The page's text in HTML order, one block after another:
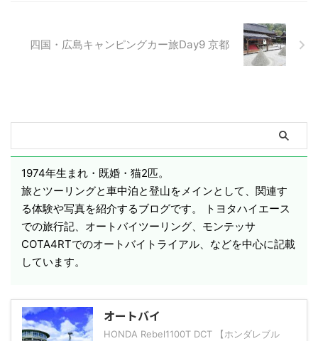
四国・広島キャンピングカー旅Day9 京都
1974年生まれ・既婚・猫2匹。
旅とツーリングと車中泊と登山をメインとして、関連す
る体験や写真を紹介するブログです。 トヨタハイエース
での旅行記、オートバイツーリング、モンテッサ
COTA4RTでのオートバイトライアル、などを中心に記載
しています。
オートバイ
HONDA Rebel1100T DCT 【ホンダレブル